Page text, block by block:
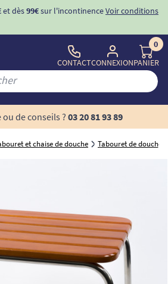
et dès99€sur l'incontinenceVoir conditions
CONTACTCONNEXION
0
PANIER
de conseils ?03 20 81 93 89
et chaise de douche Tabouret de douche